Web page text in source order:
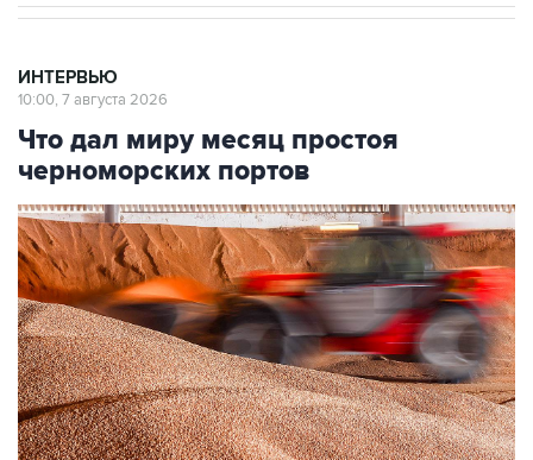
ИНТЕРВЬЮ
10:00, 7 августа 2026
Что дал миру месяц простоя
черноморских портов